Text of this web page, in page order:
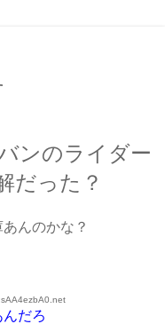
ンのライダー
だった？
んのかな？
だろ